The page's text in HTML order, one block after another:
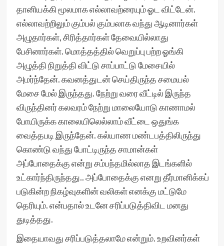
தானியக்கி மூலமாக எல்லாவற்ரையும் ஓட விட்டேன்.
எல்லாவற்றிலும் கும்பல் கும்பலாக வந்து ஆடினார்கள்
அழுதார்கள், சிரித்தார்கள் தேவையில்லாது
பேசினார்கள். மொத்தத்தில் வெறுப்பு பற்ற ஓங்கி
அழுத்தி நிறுத்தி விட்டு சாப்பாட்டு மேசையில்
அமர்ந்தேன். கவனத்துடன் செய்திருந்த சமையல்
மேசை மேல் இருந்தது. நேற்று வரை வீட்டில் இருந்த
விருந்தினர் கலவரம் நேற்று மாலையோடு காணாமல்
போயிருக்க காலையிலெல்லாம் வீட்டை ஒதுங்க
வைத்தபடி இருந்தேன். கல்யாண மண்டபத்திலிருந்து
கொண்டு வந்து போட்டிருந்த சாமான்கள்
அப்போதைக்கு என்று சம்பந்தமில்லாத இடங்களில்
உட்கார்ந்திருந்தது.. அப்போதைக்கு எனறு தீர்மானிக்கப்
படுகின்ற நிகழ்வுகளின் வலிகள் எனக்கு மட்டுமே
தெரியும். என்பதால் உடனே சரிப்படுத்திவிட மனது
துடித்தது.
இதையாவது சரிப்படுத்தலாமே என்றும். உறவினர்கள்